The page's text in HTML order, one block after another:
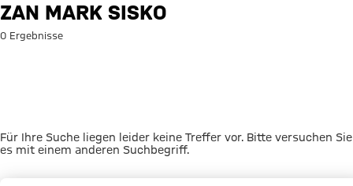
Suche: Zan Mark Sisko
ZAN MARK SISKO
0 Ergebnisse
Für Ihre Suche liegen leider keine Treffer vor. Bitte versuchen Sie
es mit einem anderen Suchbegriff.